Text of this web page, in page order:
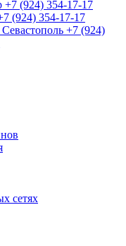
+7 (924) 354-17-17
(924) 354-17-17
Севастополь +7 (924)
сетях